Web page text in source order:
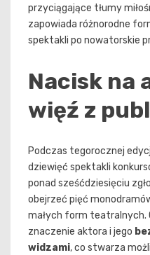
przyciągające tłumy
zapowiada różnorodne
spektakli po nowatorskie
Nacisk na
więź z
Podczas tegorocznej
dziewięć spektakli
ponad sześćdziesięciu
obejrzeć pięć
małych form teatralnych.
znaczenie aktora i jego
widzami, co stwarza